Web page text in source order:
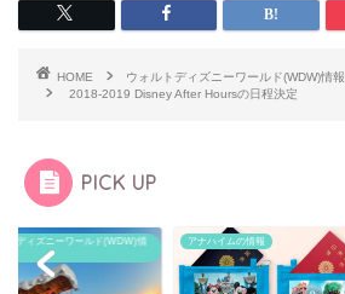
HOME
ウォルトディズニーワールド(WDW)情報
2018-2019 Disney After Hoursの日程決定
PICK UP
トディズニーワールド(WDW)情 アナハイムの情報